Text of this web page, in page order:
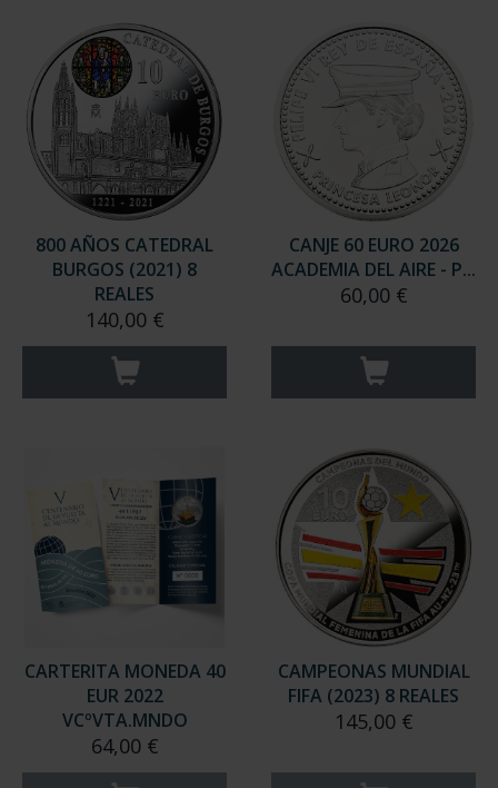
800 AÑOS CATEDRAL
BURGOS (2021) 8
REALES
140,00 €
CANJE 60 EURO 2026
ACADEMIA DEL AIRE - P...
60,00 €
CARTERITA MONEDA 40
EUR 2022
VCºVTA.MNDO
64,00 €
CAMPEONAS MUNDIAL
FIFA (2023) 8 REALES
145,00 €